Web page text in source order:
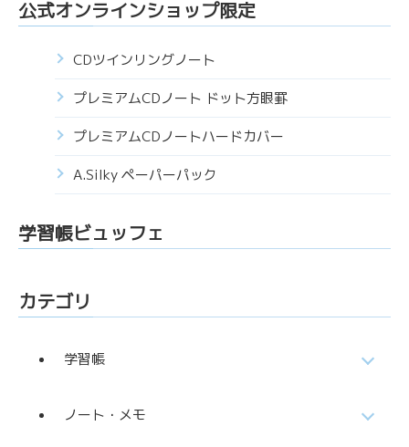
公式オンラインショップ限定
CDツインリングノート
プレミアムCDノート ドット方眼罫
プレミアムCDノートハードカバー
A.Silky ペーパーパック
学習帳ビュッフェ
カテゴリ
学習帳
ノート・メモ